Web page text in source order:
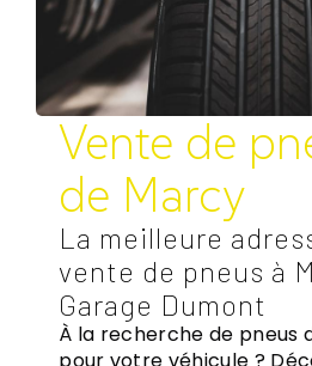
Vente de
de Marcy
La meilleure
vente de pneus à
Garage Dumont
À la recherche de pneus
pour votre véhicule ?